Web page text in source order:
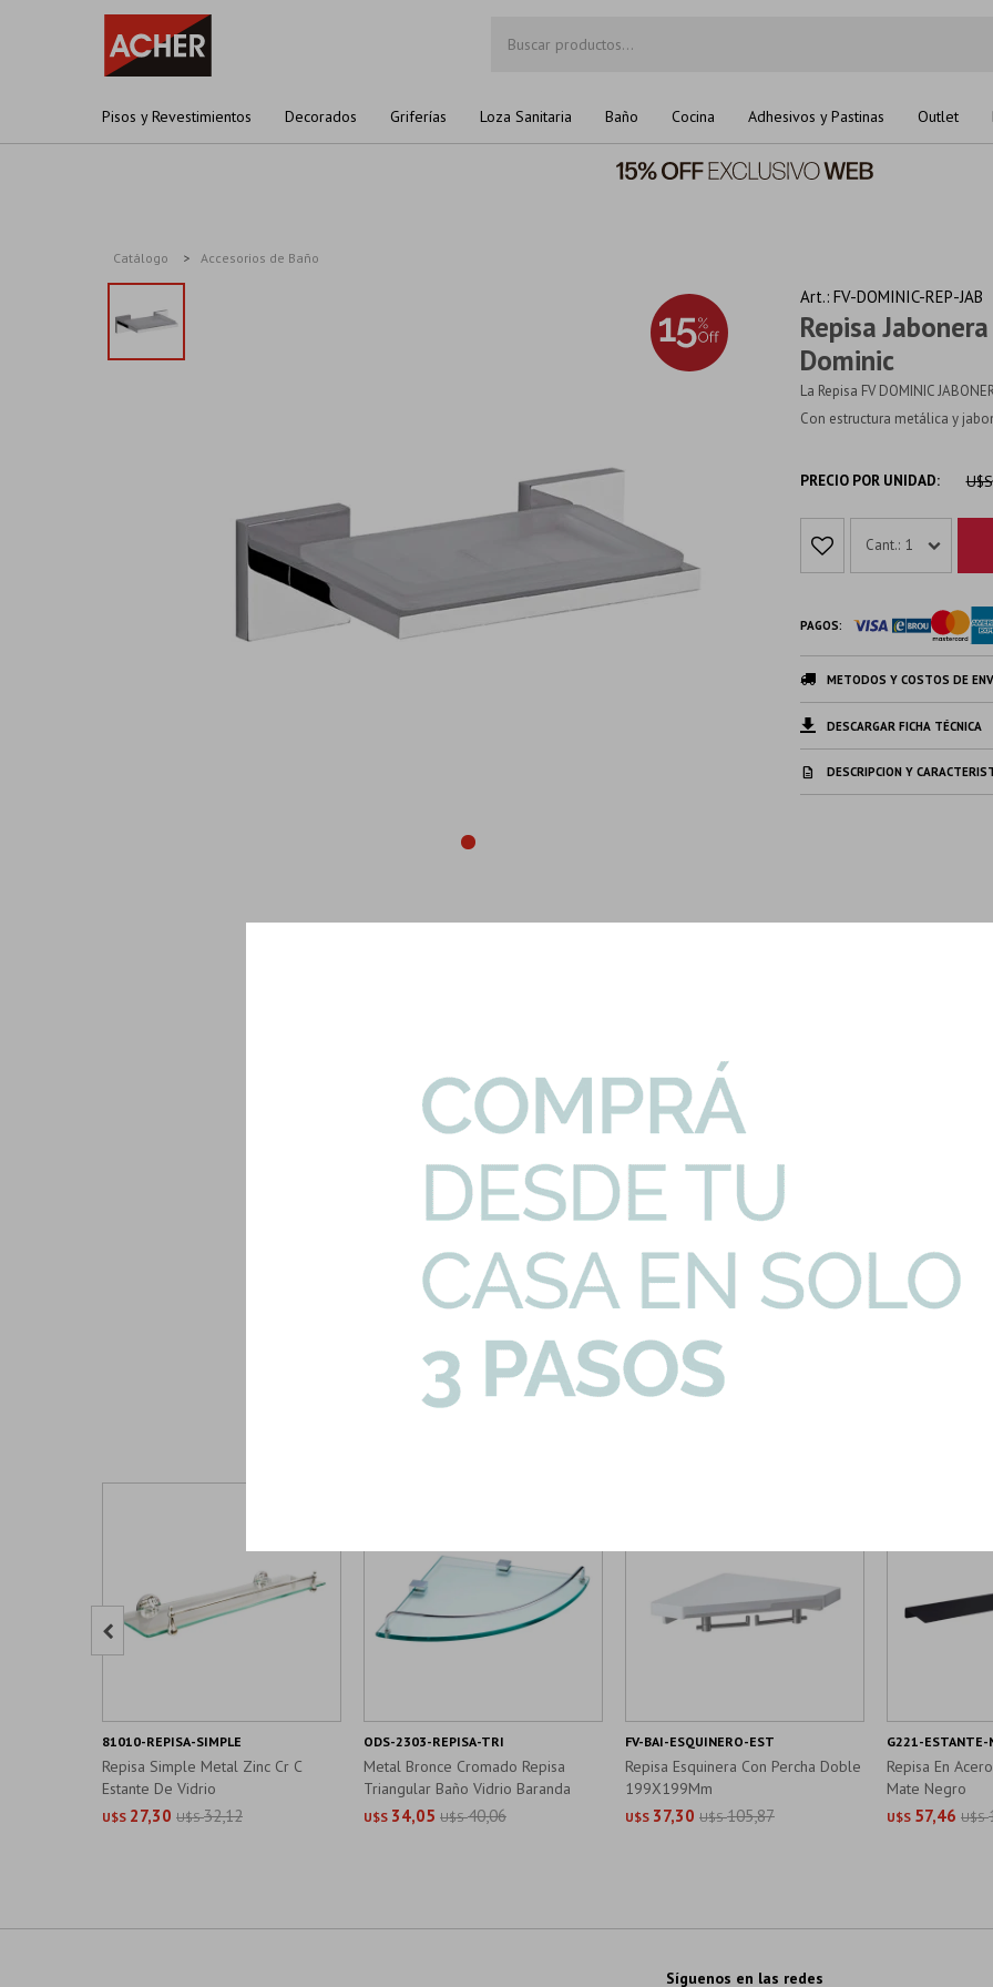
Pisos y Revestimientos Decorados Griferías Loza Sanitaria Baño Cocina Adhesivos y Pastinas Outlet
Catálogo Accesorios de Baño
Repisa
Dominic
FV-DOMINIC-REP-JAB
La Repisa FV DOMINIC
Con estructura metálica y
PRECIO POR UNIDAD: U$S
1
PAGOS:
METODOS Y COSTOS DE
DESCARGAR FICHA TÉCNICA
DESCRIPCION Y
Dominic Accesorios De Baño
287,21 337,89
FV-DOMINIC-JABONERA
Cromo Linea Dominic Fv
U$S 695,84 U$S 818,63
FV-DOMINIC-LV-BIDET
Dominic
U$S 354,95
Repisa Simple Metal Zinc Cr C
Estante De Vidrio
U$S 27,30 U$S 32,12
81010-REPISA-SIMPLE
Metal Bronce Cromado Repisa
Triangular Baño Vidrio Baranda
U$S 34,05 U$S 40,06
ODS-2303-REPISA-TRI
Repisa Esquinera Con Percha Doble
199X199Mm
U$S 37,30 U$S 105,87
FV-BAI-ESQUINERO-EST
Repisa En
Mate Negro
U$S 57,46 U$S
G221-ESTANTE-

Síguenos en las redes